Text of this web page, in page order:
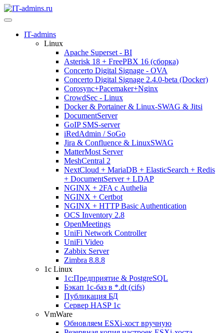
IT-admins
Linux
Apache Superset - BI
Asterisk 18 + FreePBX 16 (сборка)
Concerto Digital Signage - OVA
Concerto Digital Signage 2.4.0-beta (Docker)
Corosync+Pacemaker+Nginx
CrowdSec - Linux
Docker & Portainer & Linux-SWAG & Jitsi
DocumentServer
GoIP SMS-server
iRedAdmin / SoGo
Jira & Confluence & LinuxSWAG
MatterMost Server
MeshCentral 2
NextCloud + MariaDB + ElasticSearch + Redis
+ DocumentServer + LDAP
NGINX + 2FA с Authelia
NGINX + Certbot
NGINX + HTTP Basic Authentication
OCS Inventory 2.8
OpenMeetings
UniFi Network Controller
UniFi Video
Zabbix Server
Zimbra 8.8.8
1c Linux
1с:Предприятие & PostgreSQL
Бэкап 1с-баз в *.dt (cifs)
Публикация БД
Сервер HASP 1c
VmWare
Обновляем ESXi-хост вручную